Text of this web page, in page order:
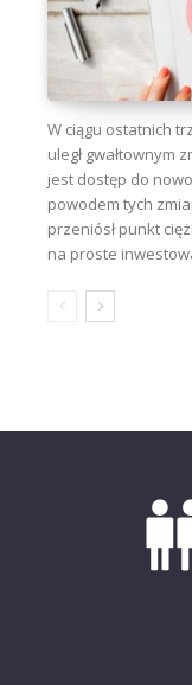
W ciągu ostatnich
uległ gwałtownym
jest dostęp do
powodem tych
przeniósł punkt
na proste